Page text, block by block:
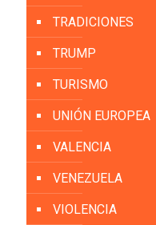
TRADICIONES
TRUMP
TURISMO
UNIÓN EUROPEA
VALENCIA
VENEZUELA
VIOLENCIA